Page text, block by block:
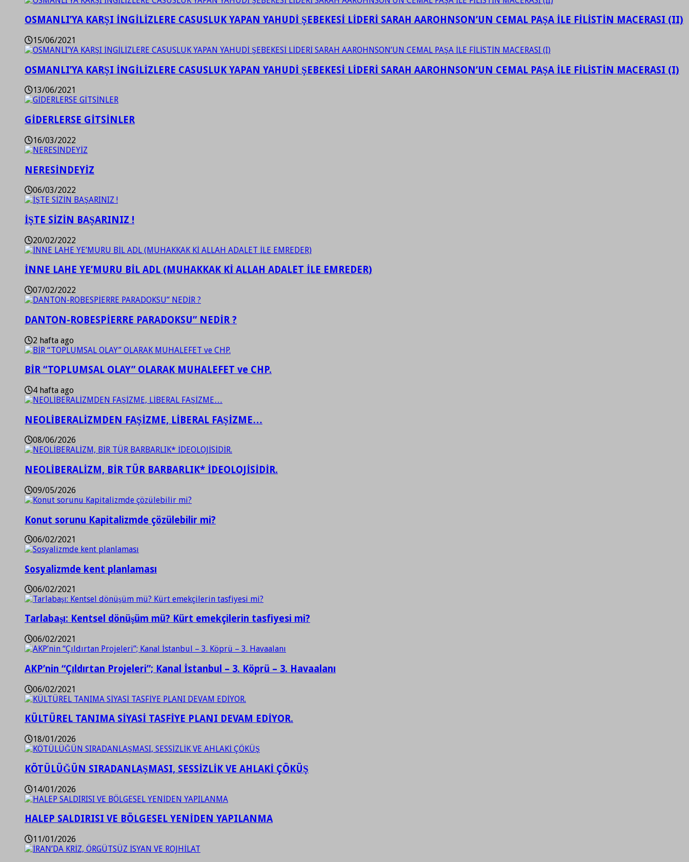
OSMANLI’YA KARŞI İNGİLİZLERE CASUSLUK YAPAN YAHUDİ ŞEBEKESİ LİDERİ SARAH AAROHNSON’UN CEMAL PAŞA İLE FİLİSTİN MACERASI (II)
15/06/2021
OSMANLI’YA KARŞI İNGİLİZLERE CASUSLUK YAPAN YAHUDİ ŞEBEKESİ LİDERİ SARAH AAROHNSON’UN CEMAL PAŞA İLE FİLİSTİN MACERASI (I)
13/06/2021
GİDERLERSE GİTSİNLER
16/03/2022
NERESİNDEYİZ
06/03/2022
İŞTE SİZİN BAŞARINIZ !
20/02/2022
İNNE LAHE YE’MURU BİL ADL (MUHAKKAK Kİ ALLAH ADALET İLE EMREDER)
07/02/2022
DANTON-ROBESPİERRE PARADOKSU” NEDİR ?
2 hafta ago
BİR “TOPLUMSAL OLAY” OLARAK MUHALEFET ve CHP.
4 hafta ago
NEOLİBERALİZMDEN FAŞİZME, LİBERAL FAŞİZME…
08/06/2026
NEOLİBERALİZM, BİR TÜR BARBARLIK* İDEOLOJİSİDİR.
09/05/2026
Konut sorunu Kapitalizmde çözülebilir mi?
06/02/2021
Sosyalizmde kent planlaması
06/02/2021
Tarlabaşı: Kentsel dönüşüm mü? Kürt emekçilerin tasfiyesi mi?
06/02/2021
AKP’nin “Çıldırtan Projeleri”; Kanal İstanbul – 3. Köprü – 3. Havaalanı
06/02/2021
KÜLTÜREL TANIMA SİYASİ TASFİYE PLANI DEVAM EDİYOR.
18/01/2026
KÖTÜLÜĞÜN SIRADANLAŞMASI, SESSİZLİK VE AHLAKİ ÇÖKÜŞ
14/01/2026
HALEP SALDIRISI VE BÖLGESEL YENİDEN YAPILANMA
11/01/2026